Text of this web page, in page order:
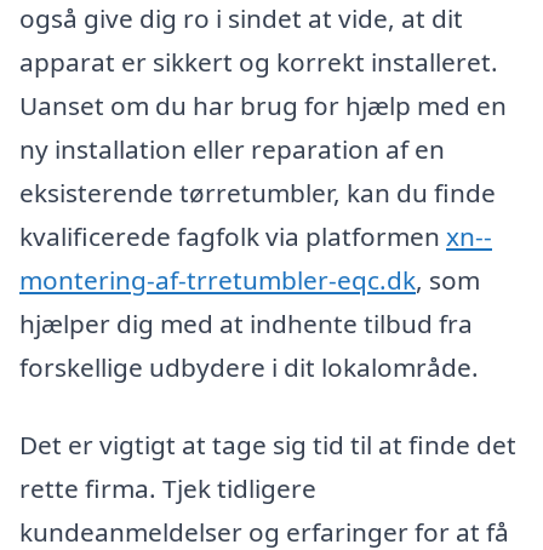
også give dig ro i sindet at vide, at dit
apparat er sikkert og korrekt installeret.
Uanset om du har brug for hjælp med en
ny installation eller reparation af en
eksisterende tørretumbler, kan du finde
kvalificerede fagfolk via platformen xn--
montering-af-trretumbler-eqc.dk, som
hjælper dig med at indhente tilbud fra
forskellige udbydere i dit lokalområde.
Det er vigtigt at tage sig tid til at finde det
rette firma. Tjek tidligere
kundeanmeldelser og erfaringer for at få